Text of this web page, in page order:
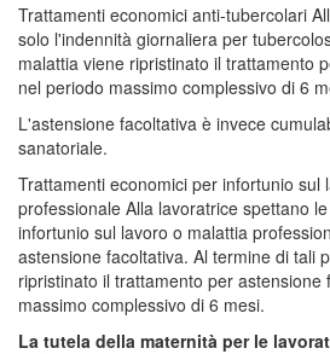
Trattamenti economici anti-tubercolari
solo l'indennità giornaliera per
malattia viene ripristinato il trattamento
nel periodo massimo complessivo di 6
L'astensione facoltativa è invece
sanatoriale.
Trattamenti economici per infortunio sul
professionale Alla lavoratrice spettano
infortunio sul lavoro o malattia
astensione facoltativa. Al termine di tali
ripristinato il trattamento per astensione
massimo complessivo di 6 mesi.
La tutela della maternità per le